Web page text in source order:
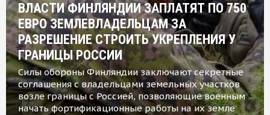
ВЛАСТИ ФИНЛЯНДИИ ЗАПЛАТЯТ ПО 750
ЕВРО ЗЕМЛЕВЛАДЕЛЬЦАМ ЗА
РАЗРЕШЕНИЕ СТРОИТЬ УКРЕПЛЕНИЯ У
ГРАНИЦЫ РОССИИ
Силы обороны Финляндии заключают секретные
соглашения с владельцами земельных участков
возле границы с Россией, позволяющие военным
начать фортификационные работы на их земле